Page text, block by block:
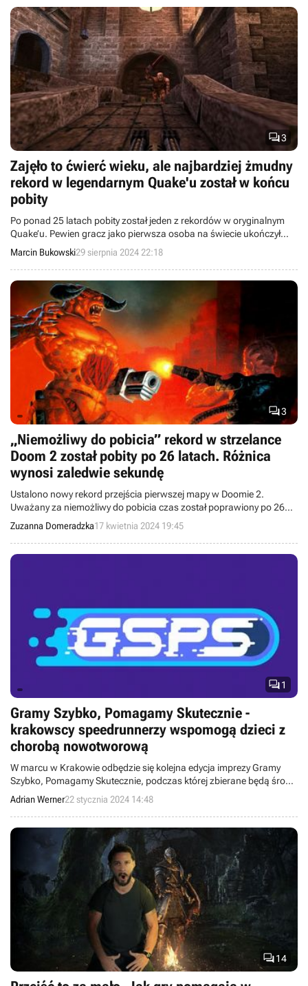
3
Zajęło to ćwierć wieku, ale najbardziej żmudny
rekord w legendarnym Quake'u został w końcu
pobity
Po ponad 25 latach pobity został jeden z rekordów w oryginalnym
Quake’u. Pewien gracz jako pierwsza osoba na świecie ukończył
poziom „The Installation” w czasie poniżej 7 sekund.
Marcin Bukowski29 sierpnia 2024 22:18
3
„Niemożliwy do pobicia” rekord w strzelance
Doom 2 został pobity po 26 latach. Różnica
wynosi zaledwie sekundę
Ustalono nowy rekord przejścia pierwszej mapy w Doomie 2.
Uważany za niemożliwy do pobicia czas został poprawiony po 26
latach.
Zuzanna Domeradzka17 kwietnia 2024 19:45
1
Gramy Szybko, Pomagamy Skutecznie -
krakowscy speedrunnerzy wspomogą dzieci z
chorobą nowotworową
W marcu w Krakowie odbędzie się kolejna edycja imprezy Gramy
Szybko, Pomagamy Skutecznie, podczas której zbierane będą środki
na pomoc dzieciom dotkniętym chorobą nowotworową.
Adrian Werner22 stycznia 2024 14:48
14